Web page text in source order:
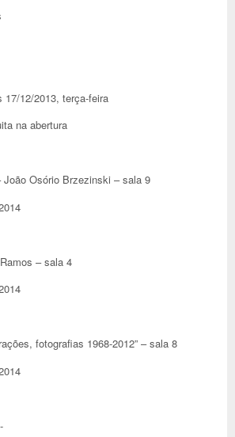
12/2013, terça-feira
na abertura
João Osório Brzezinski – sala 9
– sala 4
fotografias 1968-2012” – sala 8